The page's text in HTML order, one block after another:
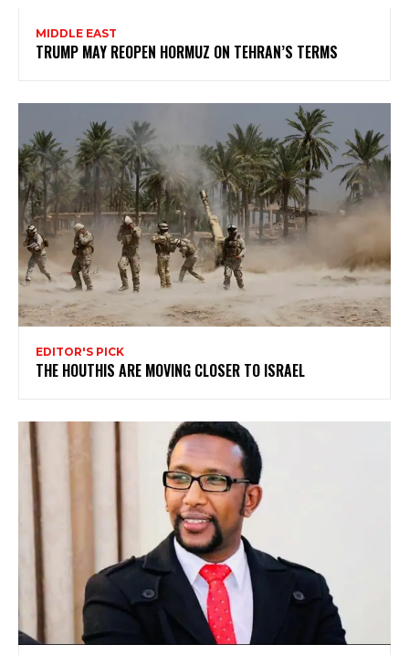
MIDDLE EAST
TRUMP MAY REOPEN HORMUZ ON TEHRAN’S TERMS
EDITOR'S PICK
THE HOUTHIS ARE MOVING CLOSER TO ISRAEL